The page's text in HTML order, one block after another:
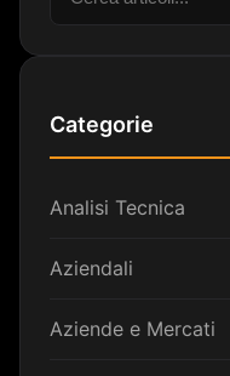
Categorie
Analisi Tecnica
Aziendali
Aziende e Mercati